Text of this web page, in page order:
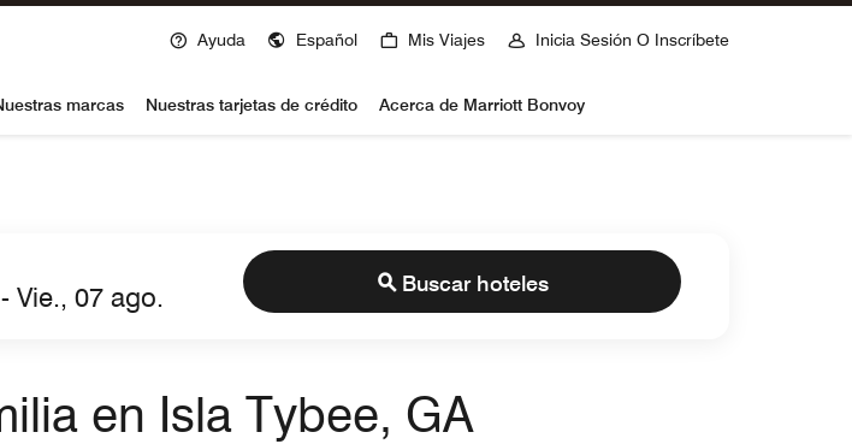
Ayuda Español Mis Viajes Inicia Sesión O Inscríbete
marcas Nuestras tarjetas de crédito Acerca de Marriott Bonvoy
Buscar hoteles
en Isla Tybee, GA